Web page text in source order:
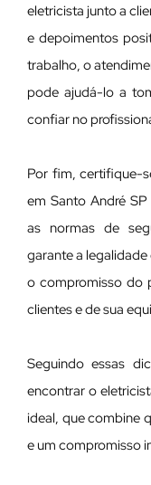
eletricista junto a
e depoimentos
trabalho, o
pode ajudá-lo a
confiar no
Por fim, certifique-
em Santo André
as normas de
garante a
o compromisso do
clientes e de sua
Seguindo essas
encontrar o
ideal, que combine
e um compromisso